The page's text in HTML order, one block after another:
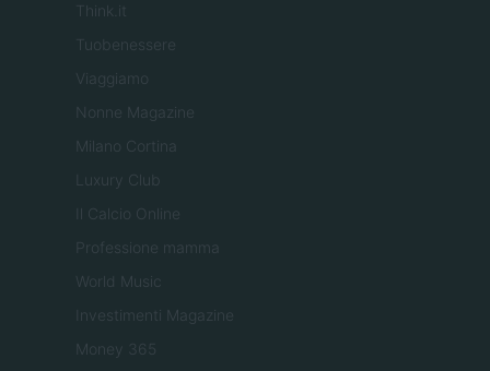
Think.it
Tuobenessere
Viaggiamo
Nonne Magazine
Milano Cortina
Luxury Club
Il Calcio Online
Professione mamma
World Music
Investimenti Magazine
Money 365